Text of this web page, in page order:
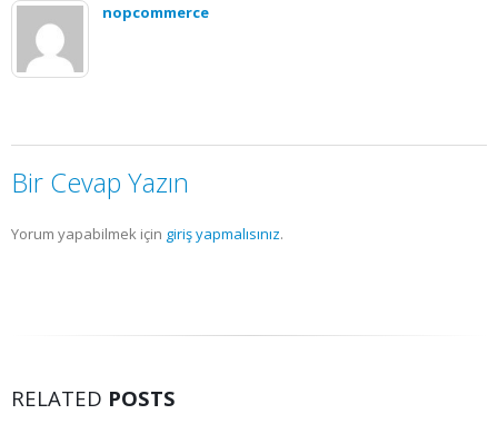
nopcommerce
Bir Cevap Yazın
Yorum yapabilmek için giriş yapmalısınız.
RELATED POSTS